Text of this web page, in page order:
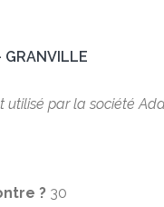
utilisé par la société
? 30